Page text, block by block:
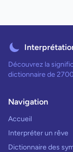
Découvrez la
dictionnaire de
Navigation
Accueil
Interpréter un rêve
Dictionnaire des